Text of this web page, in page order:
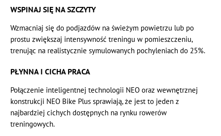
WSPINAJ SIĘ NA SZCZYTY
Wzmacniaj się do podjazdów na świeżym powietrzu lub po
prostu zwiększaj intensywność treningu w pomieszczeniu,
trenując na realistycznie symulowanych pochyleniach do 25%.
PŁYNNA I CICHA PRACA
Połączenie inteligentnej technologii NEO oraz wewnętrznej
konstrukcji NEO Bike Plus sprawiają, że jest to jeden z
najbardziej cichych dostępnych na rynku rowerów
treningowych.